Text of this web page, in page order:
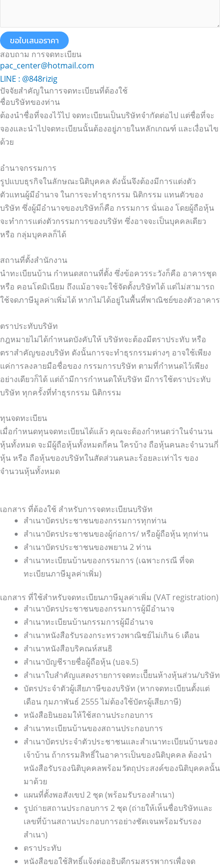
ขอใบเสนอราคา
สอบถาม การจดทะเบียน
pac_center@hotmail.com
LINE : @848rizig
ปัจจัยสำคัญในการจดทะเบียนที่ต้องใช้
ชื่อบริษัทของท่าน
ต้องนำชื่อที่จองไว้ไป จดทะเบียนเป็นบริษัทจำกัดต่อไป แต่ชื่อที่จะ
จองและนำไปจดทะเบียนนั้นต้องอยู่ภายในหลักเกณฑ์ และเงื่อนไข
ด้วย
อำนาจกรรมการ
รูปแบบธุรกิจในลักษณะนิติบุคคล ดังนั้นจึงต้องมีการแต่งตัว
ตัวแทนผู้มีอำนาจ ในการจะทำธุรกรรม นิติกรรม แทนตัวของ
บริษัท ซึ่งผู้มีอำนาจของบริษัทก็คือ กรรมการ นั่นเอง โดยผู้ถือหุ้น
จะทำการแต่งตัวกรรมการของบริษัท ซึ่งอาจจะเป็นบุคคลเดียว
หรือ กลุ่มบุคคลก็ได้
สถานที่ตั้งสำนักงาน
นำทะเบียนบ้าน กำหนดสถานที่ตั้ง ซึ่งข้อควรระวังก็คือ อาคารชุด
หรือ คอนโดมิเนียม ถึงแม้อาจจะใช้จัดตั้งบริษัทได้ แต่ไม่สามารถ
ใช้จดภาษีมูลค่าเพิ่มได้ หากไม่ได้อยู่ในพื้นที่พาณิชย์ของตัวอาคาร
ตราประทับบริษัท
กฎหมายไม่ได้กำหนดบังคับให้ บริษัทจะต้องมีตราประทับ หรือ
ตราสำคัญของบริษัท ดังนั้นการจะทำธุรกรรมต่างๆ อาจใช้เพียง
แค่การลงลายมือชื่อของ กรรมการบริษัท ตามที่กำหนดไว้เพียง
อย่างเดียวก็ได้ แต่ถ้ามีการกำหนดให้บริษัท มีการใช้ตราประทับ
บริษัท ทุกครั้งที่ทำธุรกรรม นิติกรรม
ทุนจดทะเบียน
เมื่อกำหนดทุนจดทะเบียนได้แล้ว คุณจะต้องกำหนดว่าในจำนวน
หุ้นทั้งหมด จะมีผู้ถือหุ้นทั้งหมดกี่คน ใครบ้าง ถือหุ้นคนละจำนวนกี่
หุ้น หรือ ถือหุ้นของบริษัทในสัดส่วนคนละร้อยละเท่าไร ของ
จำนวนหุ้นทั้งหมด
เอกสาร ที่ต้องใช้ สำหรับการจดทะเบียนบริษัท
สำเนาบัตรประชาชนของกรรมการทุกท่าน
สำเนาบัตรประชาชนของผู้ก่อการ/ หรือผู้ถือหุ้น ทุกท่าน
สำเนาบัตรประชาชนของพยาน 2 ท่าน
สำเนาทะเบียนบ้านของกรรมการ (เฉพาะกรณี ที่จด
ทะเบียนภาษีมูลค่าเพิ่ม)
เอกสาร ที่ใช้สำหรับจดทะเบียนภาษีมูลค่าเพิ่ม (VAT registration)
สำเนาบัตรประชาชนของกรรมการผู้มีอำนาจ
สำเนาทะเบียนบ้านกรรมการผู้มีอำนาจ
สำเนาหนังสือรับรองกระทรวงพาณิชย์ไม่เกิน 6 เดือน
สำเนาหนังสือบริคณห์สนธิ
สำเนาบัญชีรายชื่อผู้ถือหุ้น (บอจ.5)
สำเนาใบสำคัญแสดงรายการจดทะเบีียนห้างหุ้นส่วน/บริษัท
บัตรประจำตัวผู้เสียภาษีของบริษัท (หากจดทะเบียนตั้งแต่
เดือน กุมภาพันธ์ 2555 ไม่ต้องใช้บัตรผู้เสียภาษี)
หนังสือยินยอมให้ใช้สถานประกอบการ
สำเนาทะเบียนบ้านของสถานประกอบการ
สำเนาบัตรประจำตัวประชาชนและสำเนาทะเบียนบ้านของ
เจ้าบ้าน ถ้ากรรมสิทธิ์ในอาคารเป็นของนิติบุคคล ต้องนำ
หนังสือรับรองนิติบุคคลพร้อมวัตถุประสงค์ของนิติบุคคลนั้น
มาด้วย
แผนที่ตั้งพอสังเขป 2 ชุด (พร้อมรับรองสำเนา)
รูปถ่ายสถานประกอบการ 2 ชุด (ถ่ายให้เห็นชื่อบริษัทและ
เลขที่บ้านสถานประกอบการอย่างชัดเจนพร้อมรับรอง
สำเนา)
ตราประทับ
หนังสือขอใช้สิทธิ์แจ้งต่ออธิบดีกรมสรรพากรเพื่อจด